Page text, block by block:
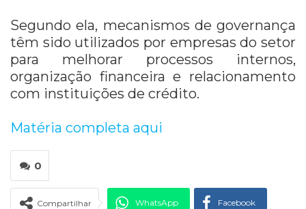
Segundo ela, mecanismos de governança
têm sido utilizados por empresas do setor
para melhorar processos internos,
organização financeira e relacionamento
com instituições de crédito.
Matéria completa aqui
0
Compartilhar WhatsApp Facebook